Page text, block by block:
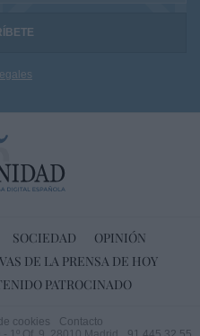
SOCIEDAD
OPINIÓN
DE LA PRENSA DE HOY
PATROCINADO
cookies
Contacto